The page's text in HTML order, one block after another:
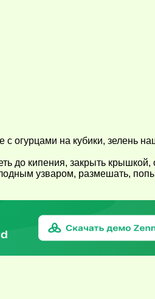
с огурцами на кубики, зелень
до кипения, закрыть
узваром, размешать,